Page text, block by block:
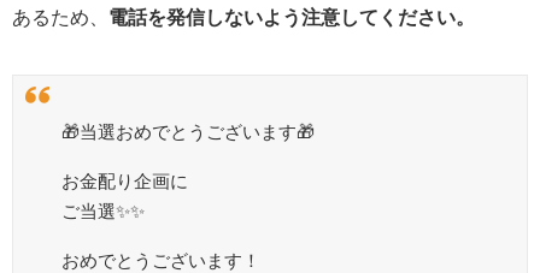
あるため、 電話を発信しないよう注意してください。
🎁当選おめでとうございます🎁
お金配り企画に
ご当選✨✨
おめでとうございます！